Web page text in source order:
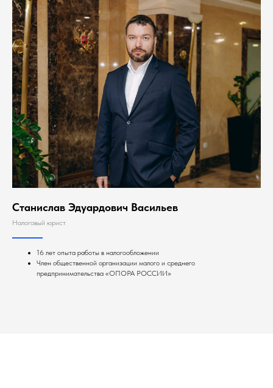
Станислав Эдуардович Васильев
Налоговый юрист
16 лет опыта работы в налогообложении
Член общественной организации малого и среднего
предпринимательства «ОПОРА РОССИИ»